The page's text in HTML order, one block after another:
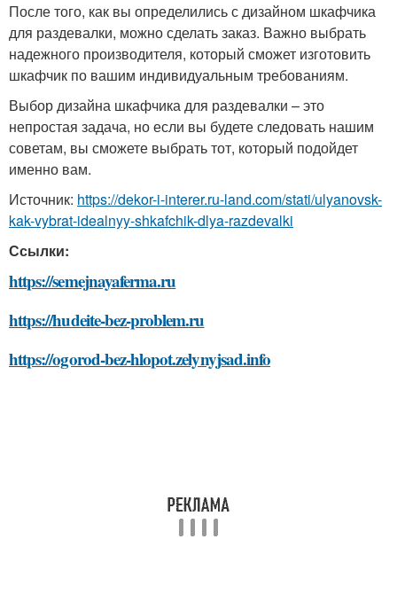
После того, как вы определились с дизайном шкафчика
для раздевалки, можно сделать заказ. Важно выбрать
надежного производителя, который сможет изготовить
шкафчик по вашим индивидуальным требованиям.
Выбор дизайна шкафчика для раздевалки – это
непростая задача, но если вы будете следовать нашим
советам, вы сможете выбрать тот, который подойдет
именно вам.
Источник: https://dekor-i-interer.ru-land.com/stati/ulyanovsk-
kak-vybrat-idealnyy-shkafchik-dlya-razdevalki
Ссылки:
https://semejnayaferma.ru
https://hudeite-bez-problem.ru
https://ogorod-bez-hlopot.zelynyjsad.info